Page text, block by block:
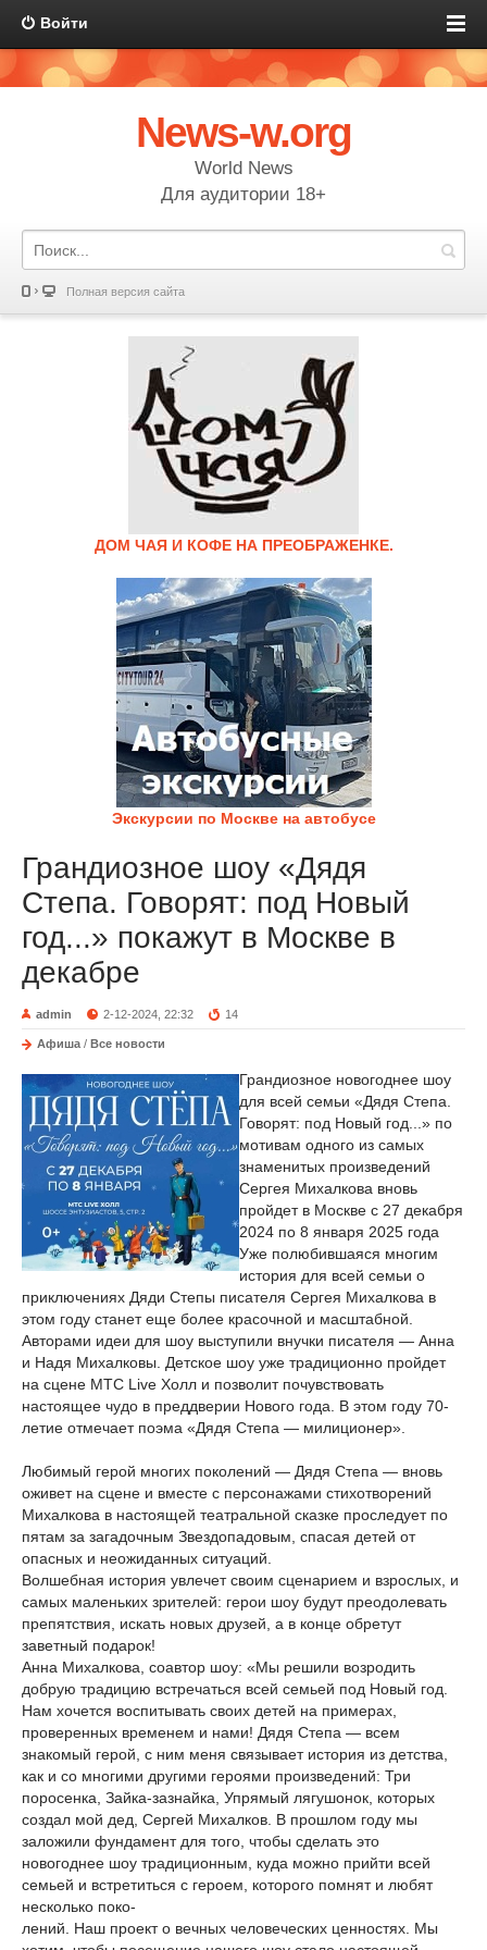
Войти
News-w.org
World News
Для аудитории 18+
Полная версия сайта
ДОМ ЧАЯ И КОФЕ НА ПРЕОБРАЖЕНКЕ.
Экскурсии по Москве на автобусе
Грандиозное шоу «Дядя
Степа. Говорят: под Новый
год...» покажут в Москве в
декабре
admin 2-12-2024, 22:32 14
Афиша / Все новости
Грандиозное новогоднее шоу
для всей семьи «Дядя Степа.
Говорят: под Новый год...» по
мотивам одного из самых
знаменитых произведений
Сергея Михалкова вновь
пройдет в Москве с 27 декабря
2024 по 8 января 2025 года
Уже полюбившаяся многим
история для всей семьи о
приключениях Дяди Степы писателя Сергея Михалкова в
этом году станет еще более красочной и масштабной.
Авторами идеи для шоу выступили внучки писателя — Анна
и Надя Михалковы. Детское шоу уже традиционно пройдет
на сцене МТС Live Холл и позволит почувствовать
настоящее чудо в преддверии Нового года. В этом году 70-
летие отмечает поэма «Дядя Степа — милиционер».
Любимый герой многих поколений — Дядя Степа — вновь
оживет на сцене и вместе с персонажами стихотворений
Михалкова в настоящей театральной сказке проследует по
пятам за загадочным Звездопадовым, спасая детей от
опасных и неожиданных ситуаций.
Волшебная история увлечет своим сценарием и взрослых, и
самых маленьких зрителей: герои шоу будут преодолевать
препятствия, искать новых друзей, а в конце обретут
заветный подарок!
Анна Михалкова, соавтор шоу: «Мы решили возродить
добрую традицию встречаться всей семьей под Новый год.
Нам хочется воспитывать своих детей на примерах,
проверенных временем и нами! Дядя Степа — всем
знакомый герой, с ним меня связывает история из детства,
как и со многими другими героями произведений: Три
поросенка, Зайка-зазнайка, Упрямый лягушонок, которых
создал мой дед, Сергей Михалков. В прошлом году мы
заложили фундамент для того, чтобы сделать это
новогоднее шоу традиционным, куда можно прийти всей
семьей и встретиться с героем, которого помнят и любят
несколько поко-
лений. Наш проект о вечных человеческих ценностях. Мы